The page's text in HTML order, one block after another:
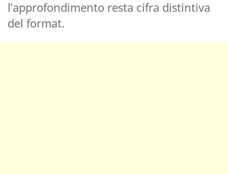
l’approfondimento resta cifra distintiva
del format.